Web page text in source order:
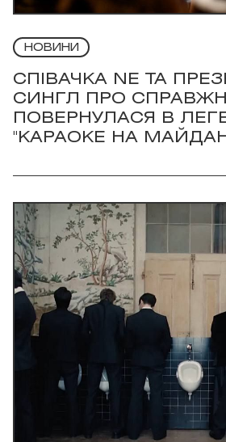
НОВИНИ
СПІВАЧКА NE TA
СИНГЛ ПРО
ПОВЕРНУЛАСЯ В
"КАРАОКЕ НА